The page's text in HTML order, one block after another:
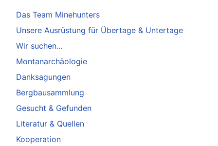
Das Team Minehunters
Unsere Ausrüstung für Übertage & Untertage
Wir suchen...
Montanarchäologie
Danksagungen
Bergbausammlung
Gesucht & Gefunden
Literatur & Quellen
Kooperation